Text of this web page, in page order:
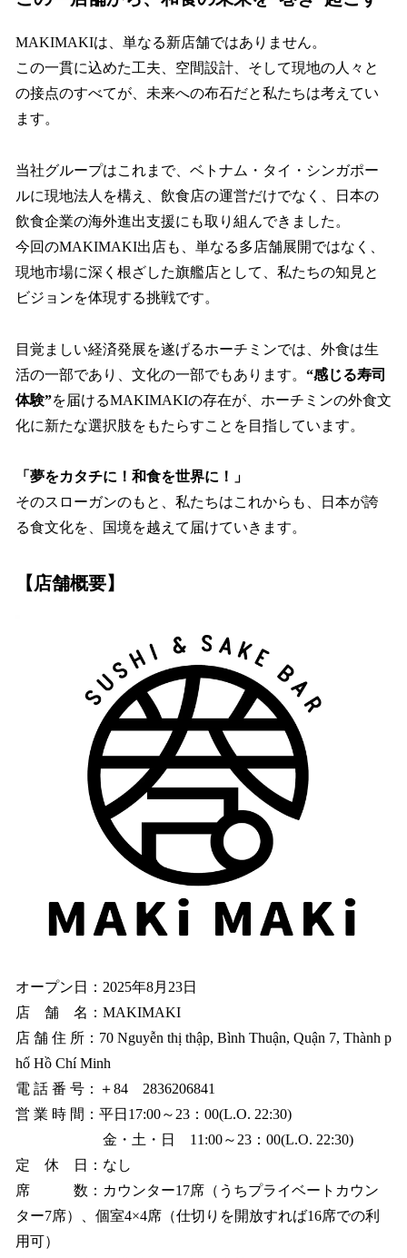
MAKIMAKIは、単なる新店舗ではありません。
この一貫に込めた工夫、空間設計、そして現地の人々と
の接点のすべてが、未来への布石だと私たちは考えてい
ます。
当社グループはこれまで、ベトナム・タイ・シンガポー
ルに現地法人を構え、飲食店の運営だけでなく、日本の
飲食企業の海外進出支援にも取り組んできました。
今回のMAKIMAKI出店も、単なる多店舗展開ではなく、
現地市場に深く根ざした旗艦店として、私たちの知見と
ビジョンを体現する挑戦です。
目覚ましい経済発展を遂げるホーチミンでは、外食は生
活の一部であり、文化の一部でもあります。 “感じる寿司
体験”を届けるMAKIMAKIの存在が、ホーチミンの外食文
化に新たな選択肢をもたらすことを目指しています。
「夢をカタチに！和食を世界に！」
そのスローガンのもと、私たちはこれからも、日本が誇
る食文化を、国境を越えて届けていきます。
【店舗概要】
オープン日：2025年8月23日
店 舗 名：MAKIMAKI
店 舗 住 所：70 Nguyễn thị thập, Bình Thuận, Quận 7, Thành p
hố Hồ Chí Minh
電 話 番 号：＋84 2836206841
営 業 時 間：平日17:00～23：00(L.O. 22:30)
金・土・日 11:00～23：00(L.O. 22:30)
定 休 日：なし
席 数：カウンター17席（うちプライベートカウン
ター7席）、個室4×4席（仕切りを開放すれば16席での利
用可）